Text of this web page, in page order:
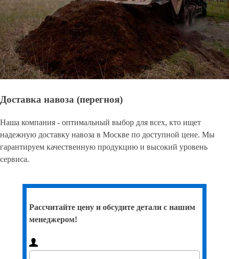
Доставка навоза (перегноя)
Наша компания - оптимальный выбор для всех, кто ищет
надежную доставку навоза в Москве по доступной цене. Мы
гарантируем качественную продукцию и высокий уровень
сервиса.
Рассчитайте цену и обсудите детали с нашим
менеджером!